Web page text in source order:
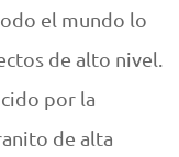
el mundo lo
de alto nivel.
por la
de alta